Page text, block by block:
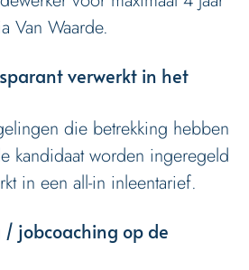
Van Waarde.
verwerkt in het
die betrekking hebben
kandidaat worden ingeregeld
in een all-in inleentarief.
jobcoaching op de